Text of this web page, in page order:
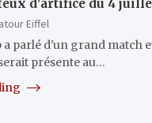
d'artifice du 4
Eiffel
parlé d'un grand match
présente au…